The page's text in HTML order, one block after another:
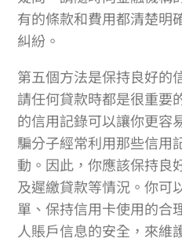
有的條款和費用都清楚明
糾紛。
第五個方法是保持良好的
請任何貸款時都是很重要
的信用記錄可以讓你更容
騙分子經常利用那些信用
動。因此，你應該保持良
及遲繳貸款等情況。你可
單、保持信用卡使用的合
人賬戶信息的安全，來維